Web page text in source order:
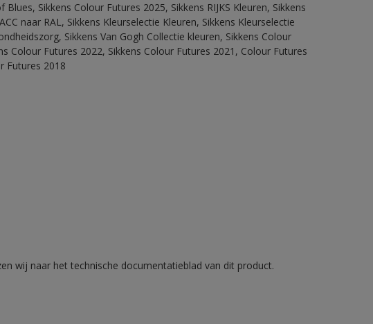
Sikkens Colour Futures 2025, Sikkens RIJKS Kleuren, Sikkens
naar RAL, Sikkens Kleurselectie Kleuren, Sikkens Kleurselectie
Sikkens Van Gogh Collectie kleuren, Sikkens Colour
Colour Futures 2022, Sikkens Colour Futures 2021, Colour Futures
Futures 2018
wij naar het technische documentatieblad van dit product.